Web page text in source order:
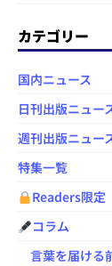
カテゴリー
国内ニュース
日刊出版ニュー
週刊出版ニュー
特集一覧
Readers限定
コラム
言葉を届ける